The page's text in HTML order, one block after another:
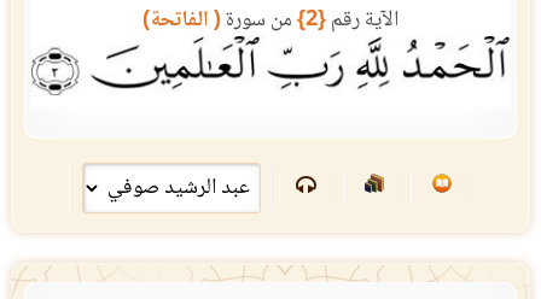
الآية رقم{2} من سورة( الفاتحة)